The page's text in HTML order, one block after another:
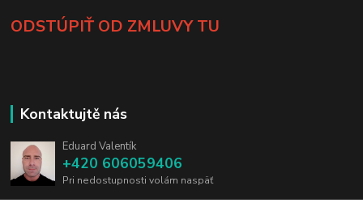
ODSTÚPIŤ OD ZMLUVY TU
Kontaktujtě nás
Eduard Valentík
+420 606059406
Pri nedostupnosti volám naspäť